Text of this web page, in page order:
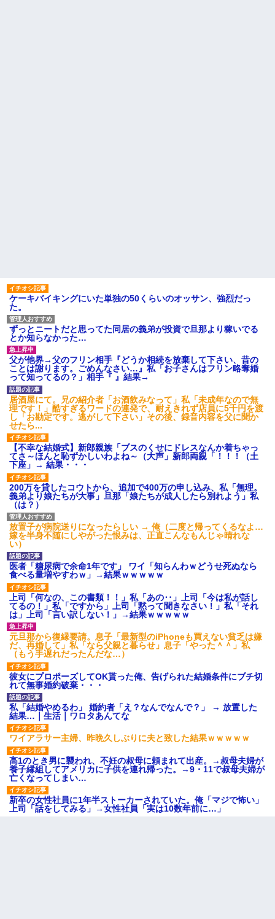
のお茶？」彼「ちっ！」私「」
【GIF】JSのカンチョーワロ
タ
後続車にクラクションを鳴ら
され彼氏が逆切れ。「何クラク
ション鳴らしてんだ！降りてこ
いよ！」と怒鳴りだし...
【衝撃】報酬100万円超の治験
募集がこちらｗｗｗｗｗ(※画像
あり)
【ネット騒然】惨殺されたタ
ワマン頂き女子のこの動画、す
げえええええｗｗｗｗｗｗｗｗ
ｗｗｗ
【愕然】白のクラウン俺氏、
高速道路左車線を制限速度で走
った結果wwwwwwwwwwww
百年の恋12-899 食べた量を
張り合ってくる
【悲報】佐藤輝明・・・２軍
でも盛大にやらかす←あまり悲
しませないでくれ
ケーキバイキングにいた単独の50くらいのオッサン、強烈だっ
た。
ずっとニートだと思ってた同居の義弟が投資で旦那より稼いでる
とか知らなかった…
父が他界→父のフリン相手『どうか相続を放棄して下さい、昔の
ことは謝ります。ごめんなさい…』私「お子さんはフリン略奪婚
って知ってるの？」相手『 』結果→
居酒屋にて。兄の紹介者「お酒飲みなって」私「未成年なので無
理です！」酷すぎるワードの連発で、耐えきれず店員に5千円を渡
し「お勘定です。逃がして下さい」その後、録音内容を父に聞か
せたら...
【不幸な結婚式】新郎親族「ブスのくせにドレスなんか着ちゃっ
てさ～ほんと恥ずかしいわよね～（大声」新郎両親「！！！（土
下座」→ 結果・・・
200万を貸したコウトから、追加で400万の申し込み、私「無理。
義弟より娘たちが大事」旦那「娘たちが成人したら別れよう」私
（は？）
放置子が病院送りになったらしい → 俺（二度と帰ってくるなよ…
嫁を半身不随にしやがった恨みは、正直こんなもんじゃ晴れな
い）
医者「糖尿病で余命1年です」 ワイ「知らんわｗどうせ死ぬなら
食べる量増やすわｗ」→結果ｗｗｗｗｗ
上司「何なの、この書類！！」私「あの‥」上司「今は私が話し
てるの！」私「ですから」上司「黙って聞きなさい！」私「それ
は」上司「言い訳しない！」→結果ｗｗｗｗｗ
元旦那から復縁要請。息子「最新型のiPhoneも買えない貧乏は嫌
だ、再婚して」私「なら父親と暮らせ」息子「やった＾＾」私
（もう手遅れだったんだな…）
彼女にプロポーズしてOK貰った俺、告げられた結婚条件にブチ切
れて無事婚約破棄・・・
私「結婚やめるわ」 婚約者「え？なんでなんで？」 → 放置した
結果…｜生活｜ワロタあんてな
ワイアラサー主婦、昨晩久しぶりに夫と致した結果ｗｗｗｗｗ
高1のとき男に襲われ、不妊の叔母に頼まれて出産。→叔母夫婦が
養子縁組してアメリカに子供を連れ帰った。→9・11で叔母夫婦が
亡くなってしまい…
新卒の女性社員に1年半ストーカーされていた。俺「マジで怖い」
上司「話をしてみる」→女性社員「実は10数年前に…」